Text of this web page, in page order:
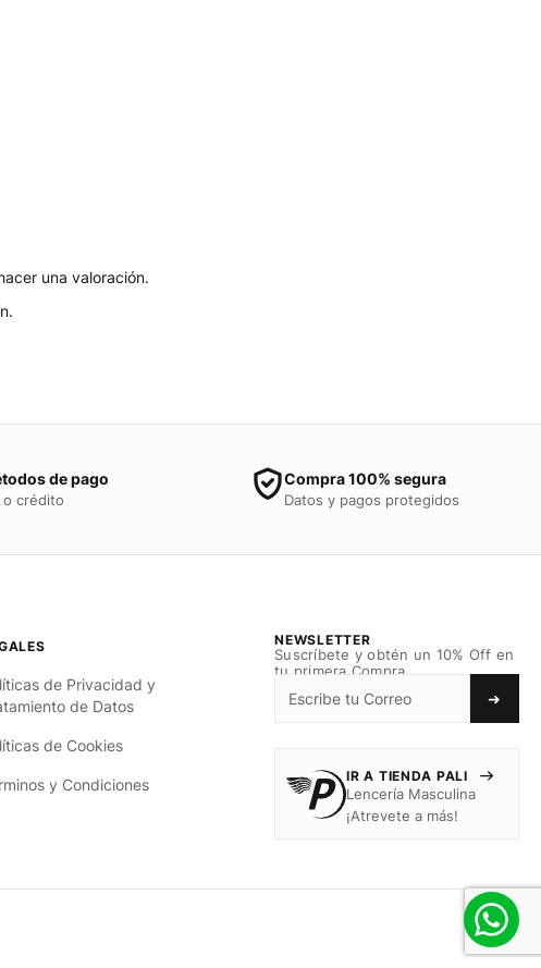
una valoración.
de pago
o crédito
Compra 100% segura
Datos y pagos protegidos
de Privacidad y
de Datos
de Cookies
y Condiciones
NEWSLETTER
Suscríbete y obtén un 10% Off en
tu primera Compra.
➜
IR A TIENDA PALI
Lencería Masculina
¡Atrevete a más!